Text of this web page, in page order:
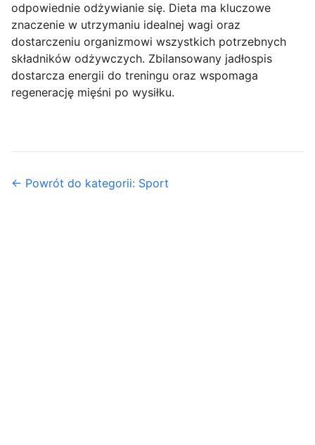
odpowiednie odżywianie się. Dieta ma kluczowe
znaczenie w utrzymaniu idealnej wagi oraz
dostarczeniu organizmowi wszystkich potrzebnych
składników odżywczych. Zbilansowany jadłospis
dostarcza energii do treningu oraz wspomaga
regenerację mięśni po wysiłku.
← Powrót do kategorii: Sport